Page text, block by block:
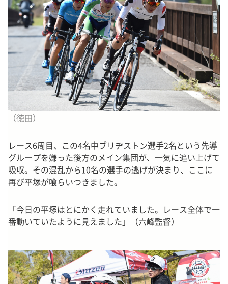
（徳田）
レース6周目、この4名中ブリヂストン選手2名という先導
グループを嫌った後方のメイン集団が、一気に追い上げて
吸収。その混乱から10名の選手の逃げが決まり、ここに
再び平塚が喰らいつきました。
「今日の平塚はとにかく走れていました。レース全体で一
番動いていたように見えました」（六峰監督）